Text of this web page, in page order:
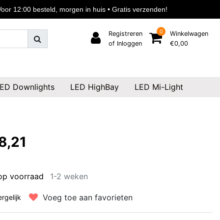
Registreren
of Inloggen
0
Winkelwagen
€0,00
Downlights LED HighBay LED Mi-Light
voorraad 1-2 weken
Voeg toe aan favorieten
12:00 besteld, morgen in huis • Gratis verzenden!